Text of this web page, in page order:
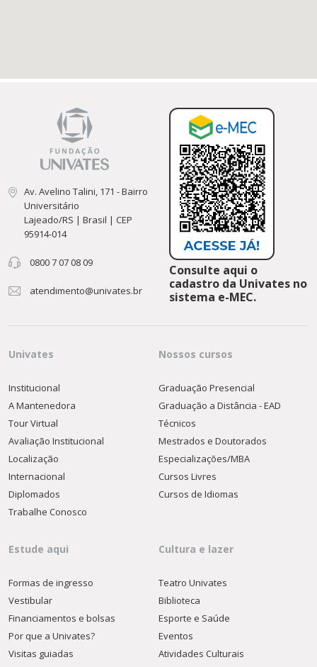
Av. Avelino Talini, 171 - Bairro
Universitário
Lajeado/RS | Brasil | CEP
95914-014
0800 7 07 08 09
atendimento@univates.br
Consulte aqui o
cadastro da Univates no
sistema e-MEC.
Univates
Institucional
A Mantenedora
Tour Virtual
Avaliação Institucional
Localização
Internacional
Diplomados
Trabalhe Conosco
Nossos cursos
Graduação Presencial
Graduação a Distância - EAD
Técnicos
Mestrados e Doutorados
Especializações/MBA
Cursos Livres
Cursos de Idiomas
Estude aqui
Formas de ingresso
Vestibular
Financiamentos e bolsas
Por que a Univates?
Visitas guiadas
Cultura e lazer
Teatro Univates
Biblioteca
Esporte e Saúde
Eventos
Atividades Culturais